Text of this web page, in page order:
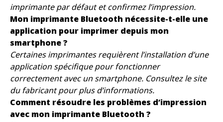
imprimante par défaut et confirmez l’impression.
Mon imprimante Bluetooth nécessite-t-elle une
application pour imprimer depuis mon
smartphone ?
Certaines imprimantes requièrent l’installation d’une
application spécifique pour fonctionner
correctement avec un smartphone. Consultez le site
du fabricant pour plus d’informations.
Comment résoudre les problèmes d’impression
avec mon imprimante Bluetooth ?